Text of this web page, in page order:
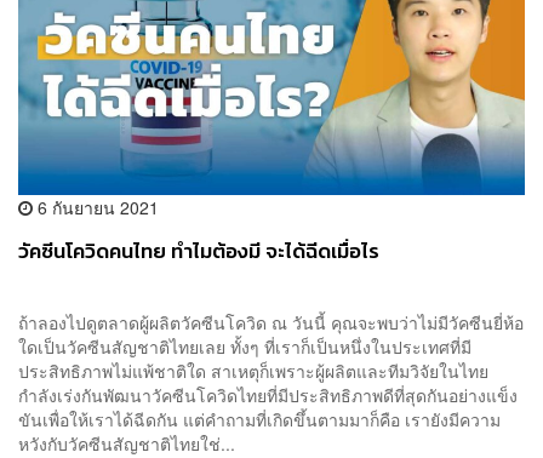
6 กันยายน 2021
วัคซีนโควิดคนไทย ทำไมต้องมี จะได้ฉีดเมื่อไร
ถ้าลองไปดูตลาดผู้ผลิตวัคซีนโควิด ณ วันนี้ คุณจะพบว่าไม่มีวัคซีนยี่ห้อ
ใดเป็นวัคซีนสัญชาติไทยเลย ทั้งๆ ที่เราก็เป็นหนึ่งในประเทศที่มี
ประสิทธิภาพไม่แพ้ชาติใด สาเหตุก็เพราะผู้ผลิตและทีมวิจัยในไทย
กำลังเร่งกันพัฒนาวัคซีนโควิดไทยที่มีประสิทธิภาพดีที่สุดกันอย่างแข็ง
ขันเพื่อให้เราได้ฉีดกัน แต่คำถามที่เกิดขึ้นตามมาก็คือ เรายังมีความ
หวังกับวัคซีนสัญชาติไทยใช่...